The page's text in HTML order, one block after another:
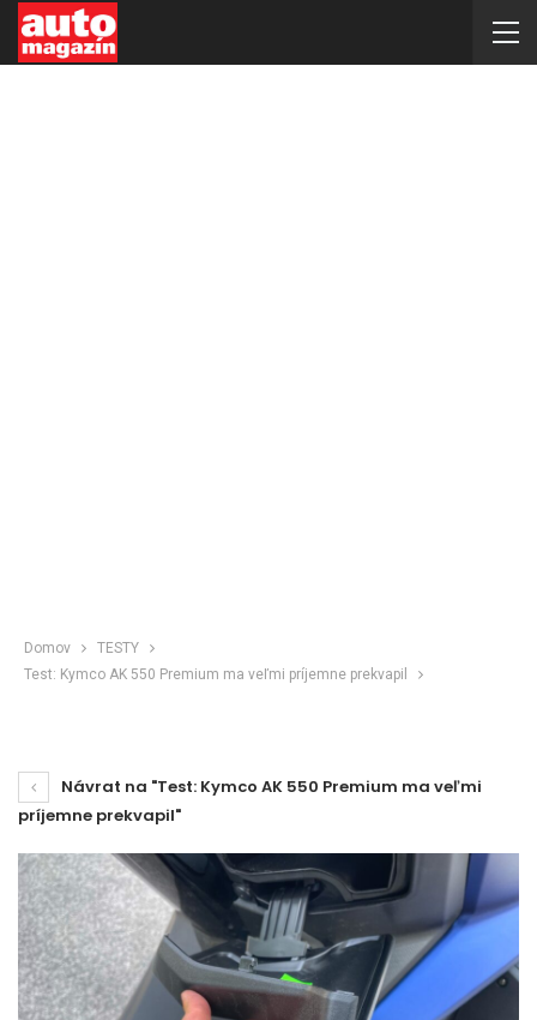
Domov
TESTY
Test: Kymco AK 550 Premium ma veľmi príjemne prekvapil
Návrat na "Test: Kymco AK 550 Premium ma veľmi
príjemne prekvapil"